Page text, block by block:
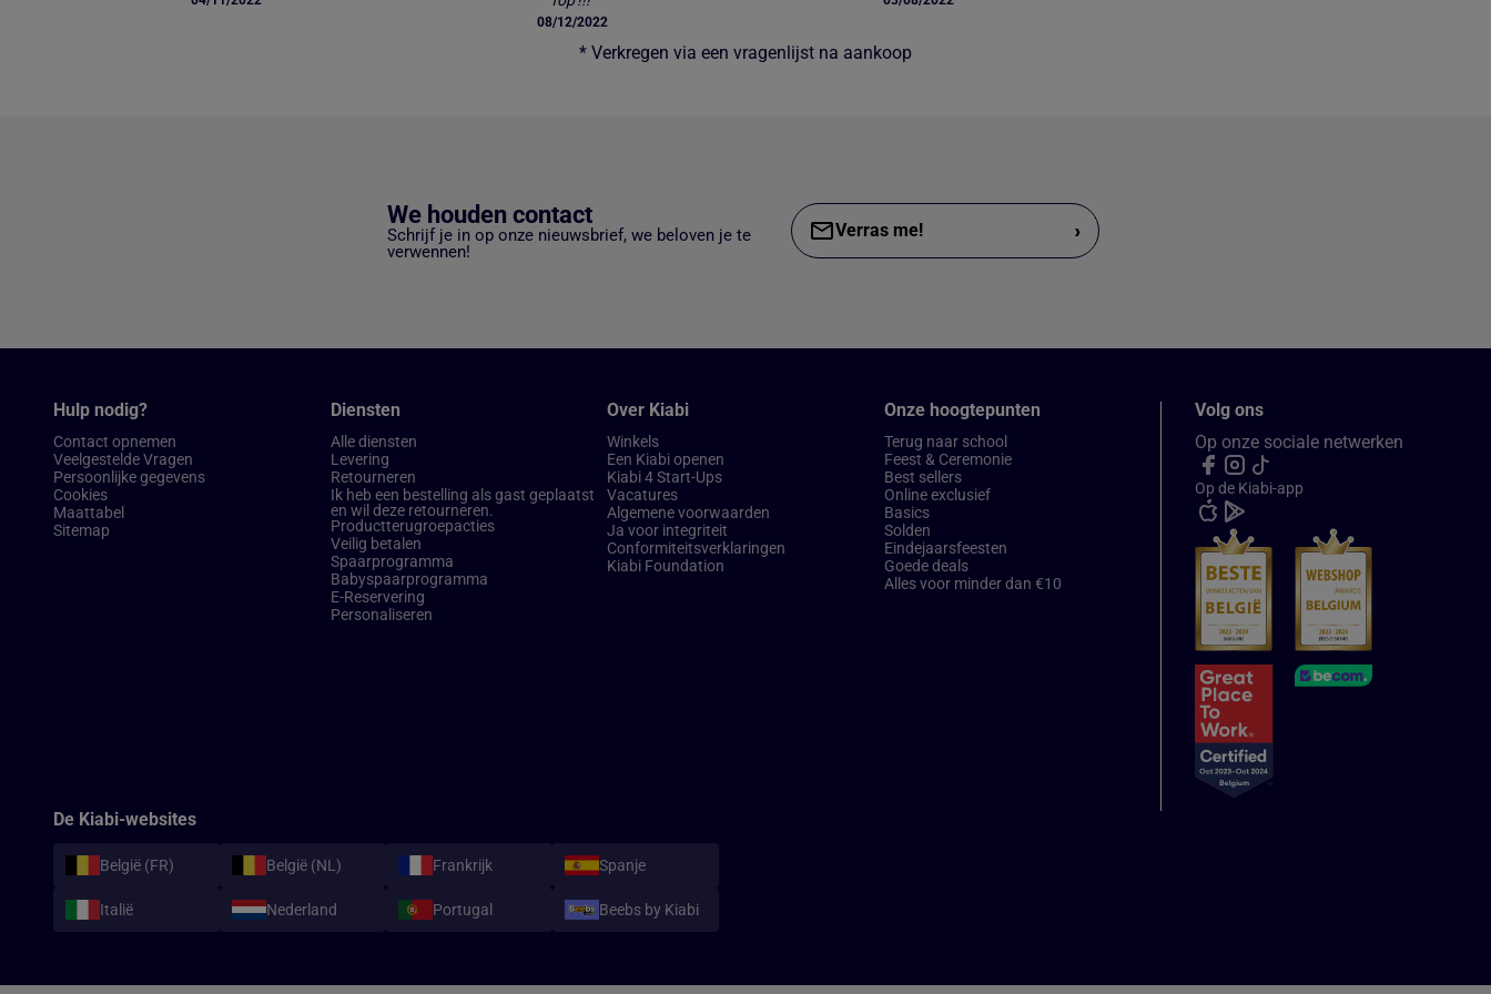
08/12/2022
* Verkregen via een vragenlijst na aankoop
We houden contact
Schrijf je in op onze nieuwsbrief, we beloven je te
verwennen!
Verras me! ›
Hulp nodig?
Contact opnemen
Veelgestelde Vragen
Persoonlijke gegevens
Cookies
Maattabel
Sitemap
Diensten
Alle diensten
Levering
Retourneren
Ik heb een bestelling als gast geplaatst
en wil deze retourneren.
Productterugroepacties
Veilig betalen
Spaarprogramma
Babyspaarprogramma
E-Reservering​
Personaliseren
Over Kiabi
Winkels
Een Kiabi openen
Kiabi 4 Start-Ups
Vacatures
Algemene voorwaarden
Ja voor integriteit
Conformiteitsverklaringen
Kiabi Foundation
Onze hoogtepunten
Terug naar school
Feest & Ceremonie
Best sellers
Online exclusief
Basics
Solden
Eindejaarsfeesten
Goede deals
Alles voor minder dan €10
Volg ons
Op onze sociale netwerken
Op de Kiabi-app
De Kiabi-websites
België (FR) België (NL) Frankrijk Spanje
Italië Nederland Portugal Beebs by Kiabi